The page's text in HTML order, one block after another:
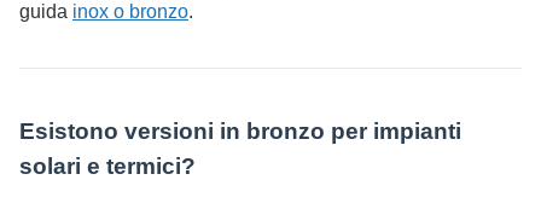
guida inox o bronzo.
Esistono versioni in bronzo per impianti
solari e termici?